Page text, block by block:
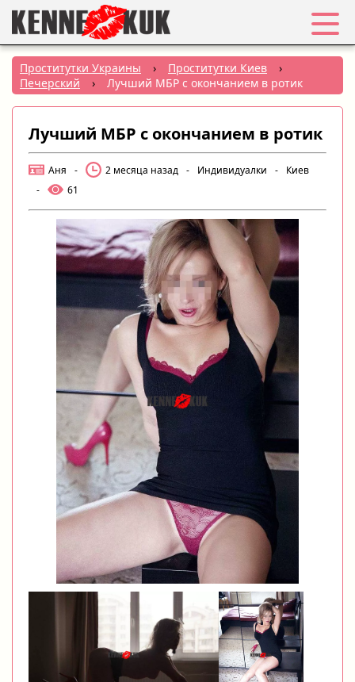
Избранное
Вход
Регистрация
Города:
РУС|
УКР
Создать объявление
Проститутки Украины › Проститутки Киев
›
Печерский
› Лучший МБР с окончанием в ротик
Лучший МБР с окончанием в ротик
Аня - 2 месяца назад - Индивидуалки -
Киев
-
61